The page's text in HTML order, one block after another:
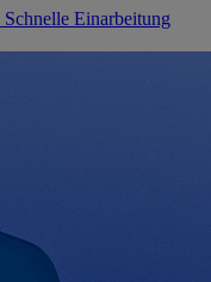
Schnelle Einarbeitung